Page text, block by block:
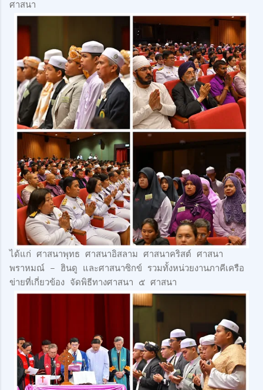
ศาสนา
ได้แก่ ศาสนาพุทธ ศาสนาอิสลาม ศาสนาคริสต์ ศาสนา
พราหมณ์ – ฮินดู และศาสนาซิกข์ รวมทั้งหน่วยงานภาคีเครือ
ข่ายที่เกี่ยวข้อง จัดพิธีทางศาสนา ๕ ศาสนา